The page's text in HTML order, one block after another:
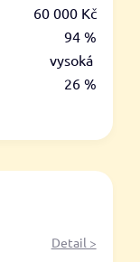
60 000 Kč
94 %
vysoká
26 %
Detail >